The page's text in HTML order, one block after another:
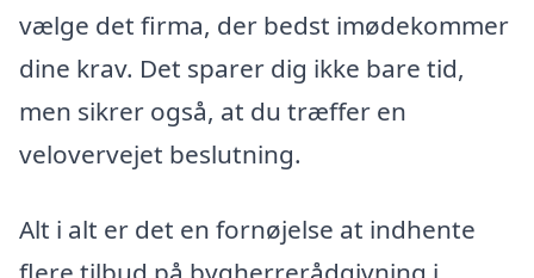
vælge det firma, der bedst imødekommer
dine krav. Det sparer dig ikke bare tid,
men sikrer også, at du træffer en
velovervejet beslutning.
Alt i alt er det en fornøjelse at indhente